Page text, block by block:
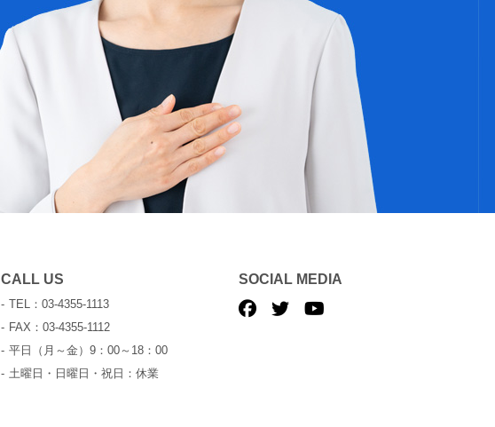
CALL US
TEL：03-4355-1113
FAX：03-4355-1112
平日（月～金）9：00～18：00
土曜日・日曜日・祝日：休業
SOCIAL MEDIA